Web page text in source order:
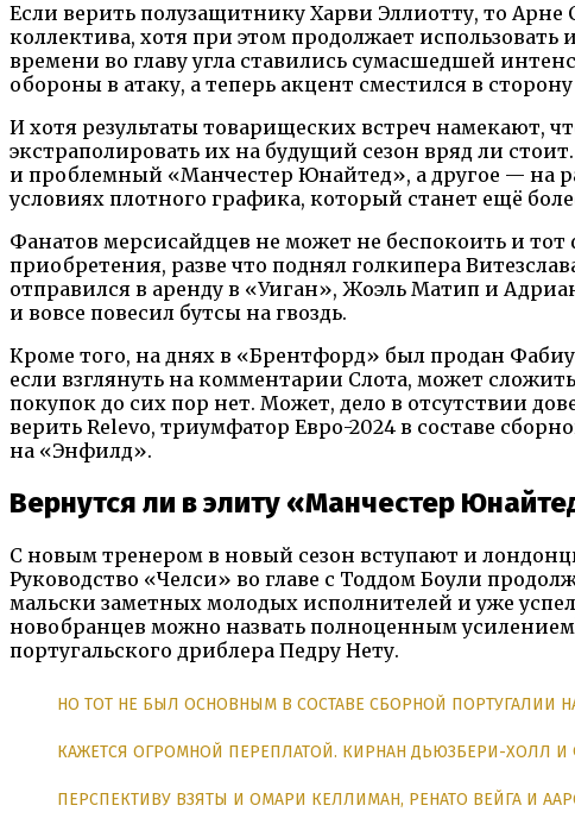
Если верить полузащитнику Харви Эллиотту, то
коллектива, хотя при этом продолжает
времени во главу угла ставились сумасшедшей
обороны в атаку, а теперь акцент сместился в
И хотя результаты товарищеских встреч намекают,
экстраполировать их на будущий сезон вряд ли
и проблемный «Манчестер Юнайтед», а другое — на
условиях плотного графика, который станет ещё
Фанатов мерсисайдцев не может не беспокоить и
приобретения, разве что поднял голкипера
отправился в аренду в «Уиган», Жоэль Матип и
и вовсе повесил бутсы на гвоздь.
Кроме того, на днях в «Брентфорд» был продан
если взглянуть на комментарии Слота, может
покупок до сих пор нет. Может, дело в отсутствии
верить Relevo, триумфатор Евро-2024 в составе
на «Энфилд».
Вернутся ли в элиту «Манчестер
С новым тренером в новый сезон вступают и
Руководство «Челси» во главе с Тоддом Боули
мальски заметных молодых исполнителей и уже
новобранцев можно назвать полноценным
португальского дриблера Педру Нету.
НО ТОТ НЕ БЫЛ ОСНОВНЫМ В СОСТАВЕ СБОРНОЙ ПОРТУГАЛИИ
КАЖЕТСЯ ОГРОМНОЙ ПЕРЕПЛАТОЙ. КИРНАН ДЬЮЗБЕРИ-ХОЛЛ
ПЕРСПЕКТИВУ ВЗЯТЫ И ОМАРИ КЕЛЛИМАН, РЕНАТО ВЕЙГА И